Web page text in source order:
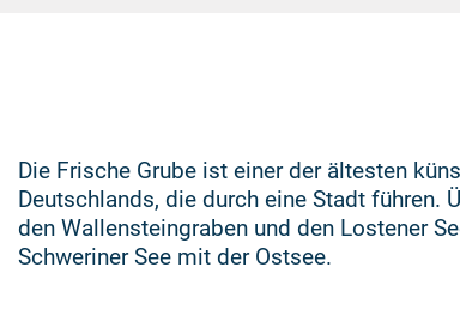
Die Frische Grube ist einer der ältesten
Deutschlands, die durch eine Stadt führen.
den Wallensteingraben und den Lostener
Schweriner See mit der Ostsee.